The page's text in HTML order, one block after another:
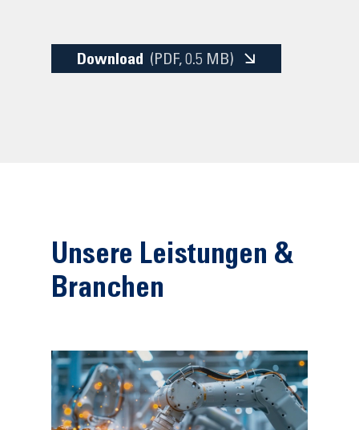
Download (PDF, 0.5 MB)
Unsere Leistungen &
Branchen